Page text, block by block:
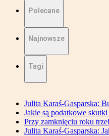
Polecane
Najnowsze
Tagi
Julita Karaś-Gasparska:
Jakie są podatkowe
Przy zamknięciu roku
Julita Karaś-Gasparska: